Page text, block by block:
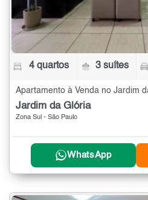
4 quartos 3 suítes
Jardim da Glória
Zona Sul - São Paulo
WhatsApp